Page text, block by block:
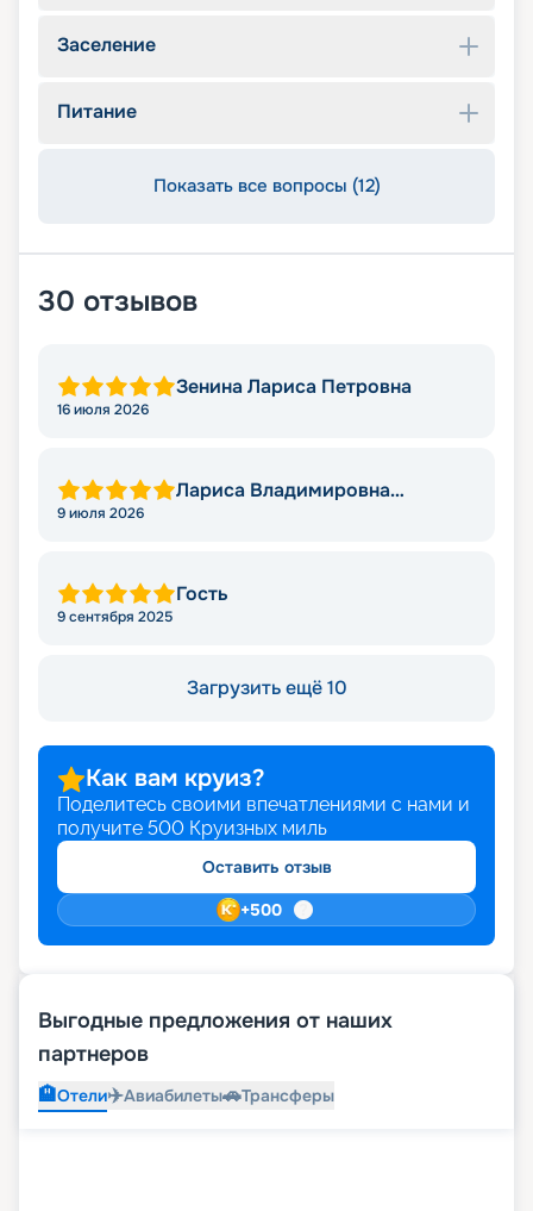
Заселение
Питание
Показать все вопросы (12)
30 отзывов
Зенина Лариса Петровна
16 июля 2026
Лариса Владимировна
9 июля 2026
Гость
9 сентября 2025
Загрузить ещё 10
Как вам круиз?
Поделитесь своими впечатлениями с нами и
получите 500 Круизных миль
Оставить отзыв
+500
Выгодные предложения от наших
партнеров
🏨Отели✈️Авиабилеты🚗Трансферы